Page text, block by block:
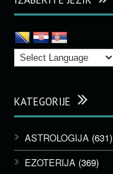
KATEGORIJE
ASTROLOGIJA (631)
EZOTERIJA (369)